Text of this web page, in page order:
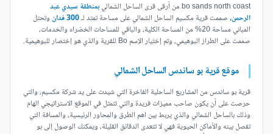
bo sands north coast من أرقى قرى الساحل الشمالي
بمنطقة سيدي عبد
الرحمن،صممت قرية مكسيم الساحل الشمالي على مساحة تمتد لـ300 فدان
وتحتل
المباني مساحة 20% من المساحة الكلية، والباقي للمساحات الخضراء والخدمات،
صممت على الطراز البوهيمي، وتم إختيار الإسم Bo للقرية والذي هو إختصار للبوهيمية.
موقع قرية بو ساندس الساحل الشمالي
قرية بو ساندس من المشاريع الساحلية الفاخرة التي شيدت على يد شركة مكسيم، والتي
حرصت على أن يكون صاحب مميزات فريدة والتي تتمثل في الموقع الاستراتيجي الهام
وذلك بالساحل الشمالي والذي يربط بين اهم الطرق والمحاور الرئيسية، والمسافة التي
تفصل بينه والأماكن الحيوية فهي لا تتعدى الدقائق القليلة، ويمكنك الوصول إلى بو